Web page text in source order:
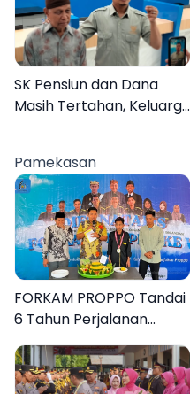
SK Pensiun dan Dana
Masih Tertahan, Keluarga
Pamekasan
FORKAM PROPPO Tandai
6 Tahun Perjalanan
dengan Peluncuran Mars,
Hymne, dan Buku
Organisasi